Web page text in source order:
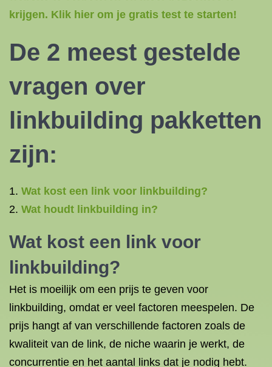
krijgen. Klik hier om je gratis test te starten!
De 2 meest gestelde
vragen over
linkbuilding pakketten
zijn:
Wat kost een link voor linkbuilding?
Wat houdt linkbuilding in?
Wat kost een link voor
linkbuilding?
Het is moeilijk om een prijs te geven voor
linkbuilding, omdat er veel factoren meespelen. De
prijs hangt af van verschillende factoren zoals de
kwaliteit van de link, de niche waarin je werkt, de
concurrentie en het aantal links dat je nodig hebt.